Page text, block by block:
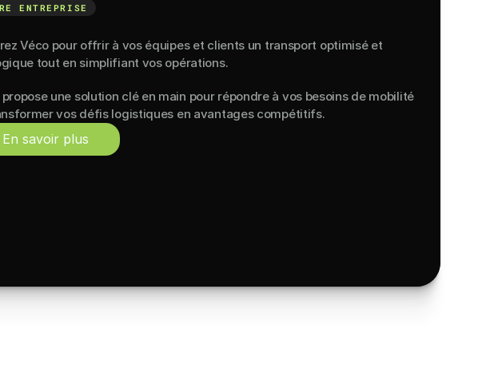
ENTREPRISE
Véco pour offrir à vos équipes et clients un transport optimisé et
tout en simplifiant vos opérations.
une solution clé en main pour répondre à vos besoins de mobilité
vos défis logistiques en avantages compétitifs.
En savoir plus